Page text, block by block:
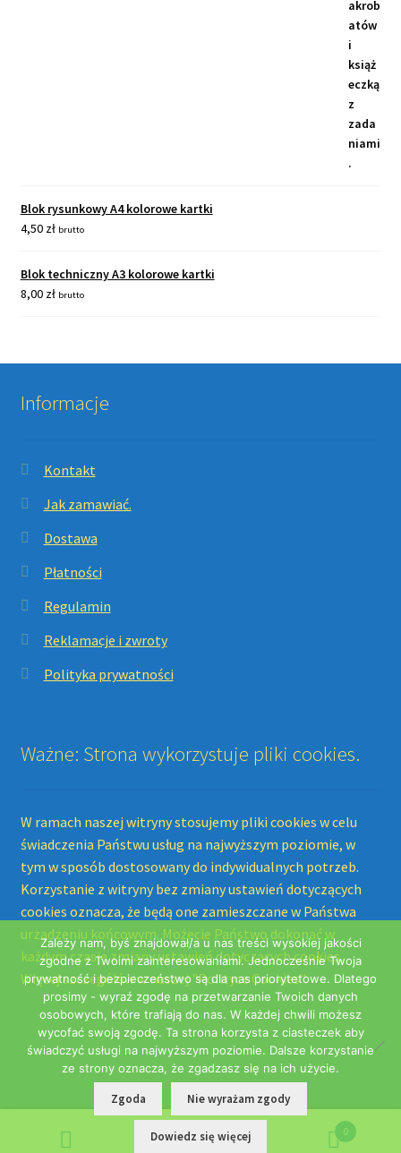
Blok rysunkowy A4 kolorowe kartki
4,50 zł brutto
Blok techniczny A3 kolorowe kartki
8,00 zł brutto
Informacje
Kontakt
Jak zamawiać.
Dostawa
Płatności
Regulamin
Reklamacje i zwroty
Polityka prywatności
Ważne: Strona wykorzystuje pliki cookies.
W ramach naszej witryny stosujemy pliki cookies w celu
świadczenia Państwu usług na najwyższym poziomie, w
tym w sposób dostosowany do indywidualnych potrzeb.
Korzystanie z witryny bez zmiany ustawień dotyczących
cookies oznacza, że będą one zamieszczane w Państwa
urządzeniu końcowym. Możecie Państwo dokonać w
każdym czasie zmiany ustawień dotyczących cookies.
Więcej szczegółów w naszej "Polityce Cookies".
0
Zależy nam, byś znajdował/a u nas treści wysokiej jakości
zgodne z Twoimi zainteresowaniami. Jednocześnie Twoja
prywatność i bezpieczeństwo są dla nas priorytetowe. Dlatego
prosimy - wyraź zgodę na przetwarzanie Twoich danych
osobowych, które trafiają do nas. W każdej chwili możesz
wycofać swoją zgodę. Ta strona korzysta z ciasteczek aby
świadczyć usługi na najwyższym poziomie. Dalsze korzystanie
ze strony oznacza, że zgadzasz się na ich użycie.
Zgoda Nie wyrażam zgody
Dowiedz się więcej